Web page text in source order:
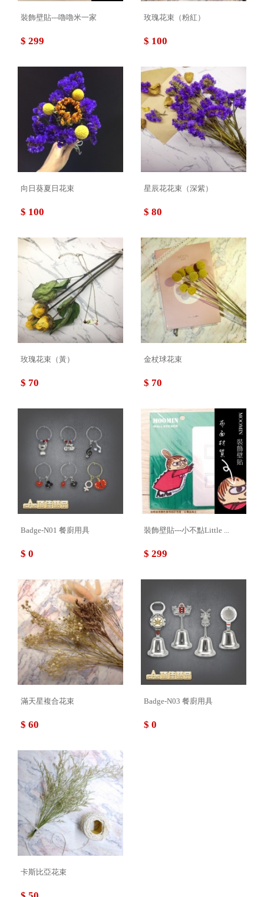
裝飾壁貼---嚕嚕米一家
$ 299
玫瑰花束（粉紅）
$ 100
向日葵夏日花束
$ 100
星辰花花束（深紫）
$ 80
玫瑰花束（黃）
$ 70
金杖球花束
$ 70
Badge-N01 餐廚用具
$ 0
裝飾壁貼---小不點Little ...
$ 299
滿天星複合花束
$ 60
Badge-N03 餐廚用具
$ 0
卡斯比亞花束